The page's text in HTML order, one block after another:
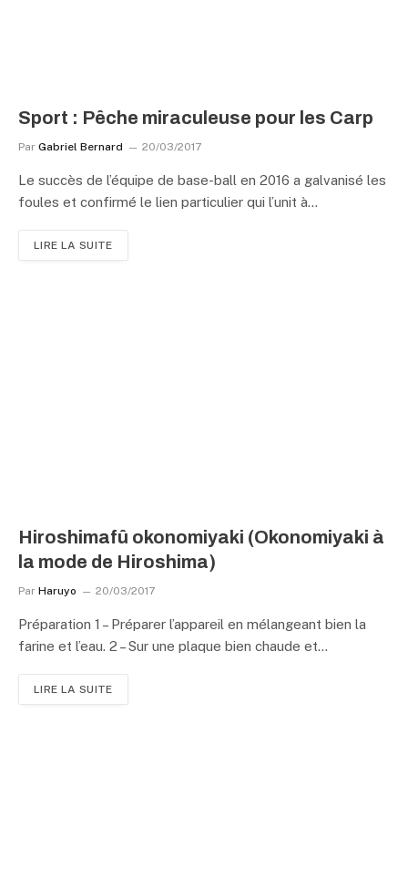
Sport : Pêche miraculeuse pour les Carp
Par Gabriel Bernard 20/03/2017
Le succès de l’équipe de base-ball en 2016 a galvanisé les
foules et confirmé le lien particulier qui l’unit à…
LIRE LA SUITE
Hiroshimafû okonomiyaki (Okonomiyaki à
la mode de Hiroshima)
Par Haruyo 20/03/2017
Préparation 1 – Préparer l’appareil en mélangeant bien la
farine et l’eau. 2 – Sur une plaque bien chaude et…
LIRE LA SUITE